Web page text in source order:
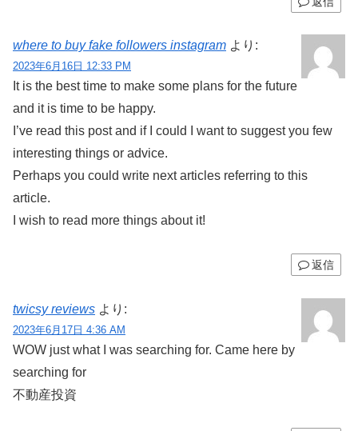
where to buy fake followers instagram より:
2023年6月16日 12:33 PM
It is the best time to make some plans for the future
and it is time to be happy.
I’ve read this post and if I could I want to suggest you few
interesting things or advice.
Perhaps you could write next articles referring to this
article.
I wish to read more things about it!
返信
twicsy reviews より:
2023年6月17日 4:36 AM
WOW just what I was searching for. Came here by
searching for
不動産投資